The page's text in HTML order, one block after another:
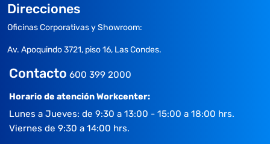
Direcciones
Oficinas Corporativas y Showroom:
Av. Apoquindo 3721, piso 16, Las Condes.
Contacto 600 399 2000
Horario de atención Workcenter:
Lunes a Jueves: de 9:30 a 13:00 - 15:00 a 18:00 hrs.
Viernes de 9:30 a 14:00 hrs.